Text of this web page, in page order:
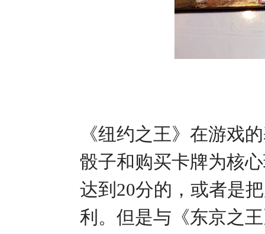
《纽约之王》在游戏
骰子和购买卡牌为核
达到20分的，或者是
利。但是与《东京之